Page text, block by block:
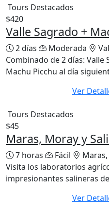
Tours Destacados
$420
Valle Sagrado +
2 días Moderada
Combinado de 2 días:
Machu Picchu al día
Ver
Tours Destacados
$45
Maras, Moray y
7 horas Fácil
Visita los laboratorios
impresionantes salineras
Ver